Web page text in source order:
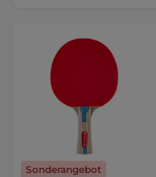
Sonderangebot